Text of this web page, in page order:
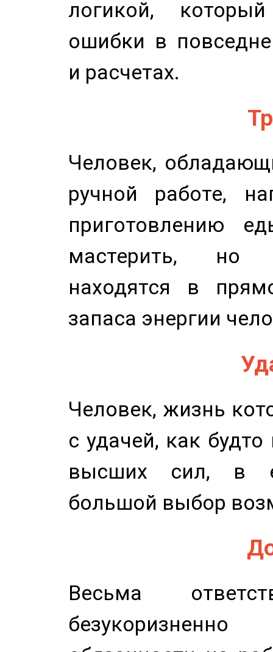
логикой,
ошибки в
и расчетах.
Человек,
ручной работе,
приготовлению
мастерить, но
находятся в
запаса энергии
Человек, жизнь
с удачей, как
высших сил, в
большой выбор
Весьма